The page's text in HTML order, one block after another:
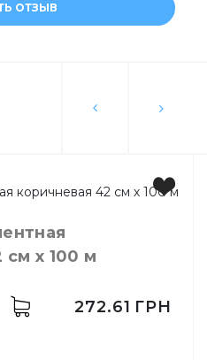
ОТЗЫВ
см х 100 м
272.61 ГРН